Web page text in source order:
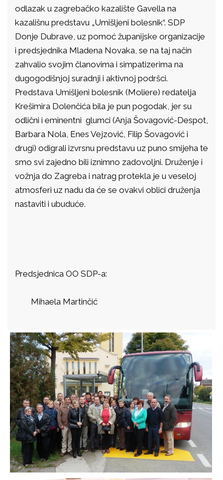
odlazak u zagrebačko kazalište Gavella na
kazališnu predstavu „Umišljeni bolesnik“. SDP
Donje Dubrave, uz pomoć županijske organizacije
i predsjednika Mladena Novaka, se na taj način
zahvalio svojim članovima i simpatizerima na
dugogodišnjoj suradnji i aktivnoj podršci.
Predstava Umišljeni bolesnik (Moliere) redatelja
Krešimira Dolenčića bila je pun pogodak, jer su
odlični i eminentni glumci (Anja Šovagović-Despot,
Barbara Nola, Enes Vejzović, Filip Šovagović i
drugi) odigrali izvrsnu predstavu uz puno smijeha te
smo svi zajedno bili iznimno zadovoljni. Druženje i
vožnja do Zagreba i natrag protekla je u veseloj
atmosferi uz nadu da će se ovakvi oblici druženja
nastaviti i ubuduće.
Predsjednica OO SDP-a:
Mihaela Martinčić